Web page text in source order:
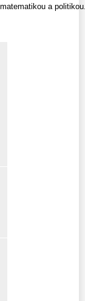
a